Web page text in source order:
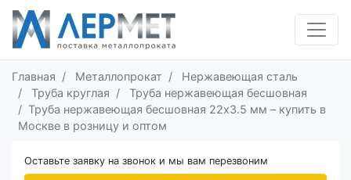
Главная Металлопрокат
Нержавеющая сталь
Труба круглая
Труба нержавеющая бесшовная
Труба нержавеющая бесшовная 22х3.5 мм – купить в
Москве в розницу и оптом
Оставьте заявку на звонок и мы вам перезвоним